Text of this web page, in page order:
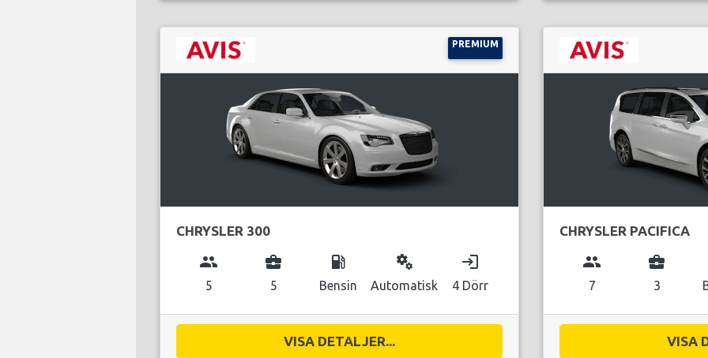
PREMIUM
CHRYSLER 300
group
5
business_center
5
local_gas_station
Bensin
miscellaneous_services
Automatisk
login
4 Dörr
VISA DETALJER...
CHRYSLER PACIFICA
group
7
business_center
3
VISA